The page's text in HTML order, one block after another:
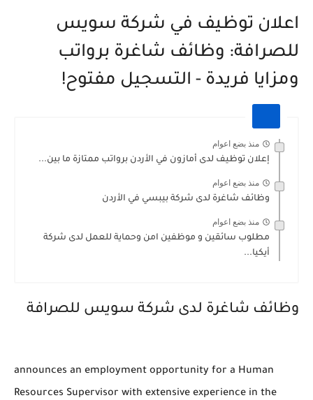
اعلان توظيف في شركة سويس
للصرافة: وظائف شاغرة برواتب
ومزايا فريدة - التسجيل مفتوح!
منذ بضع اعوام
إعلان توظيف لدى أمازون في الأردن برواتب ممتازة ما بين...
منذ بضع اعوام
وظائف شاغرة لدى شركة بيبسي في الأردن
منذ بضع اعوام
مطلوب سائقين و موظفين امن وحماية للعمل لدى شركة
أيكيا...
وظائف شاغرة لدى شركة سويس للصرافة
announces an employment opportunity for a Human
Resources Supervisor with extensive experience in the